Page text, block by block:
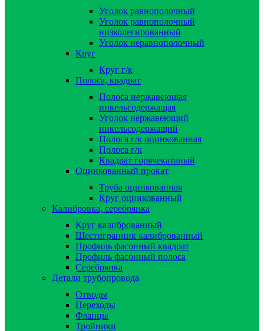
Уголок равнополочный
Уголок равнополочный
низколегированный
Уголок неравнополочный
Круг
Круг г/к
Полоса, квадрат
Полоса нержавеющая
никельсодержащая
Уголок нержавеющий
никельсодержащий
Полоса г/к оцинкованная
Полоса г/к
Квадрат горячекатаный
Оцинкованный прокат
Труба оцинкованная
Круг оцинкованный
Калибровка, серебрянка
Круг калиброванный
Шестигранник калиброванный
Профиль фасонный квадрат
Профиль фасонный полоса
Серебрянка
Детали трубопровода
Отводы
Переходы
Фланцы
Тройники